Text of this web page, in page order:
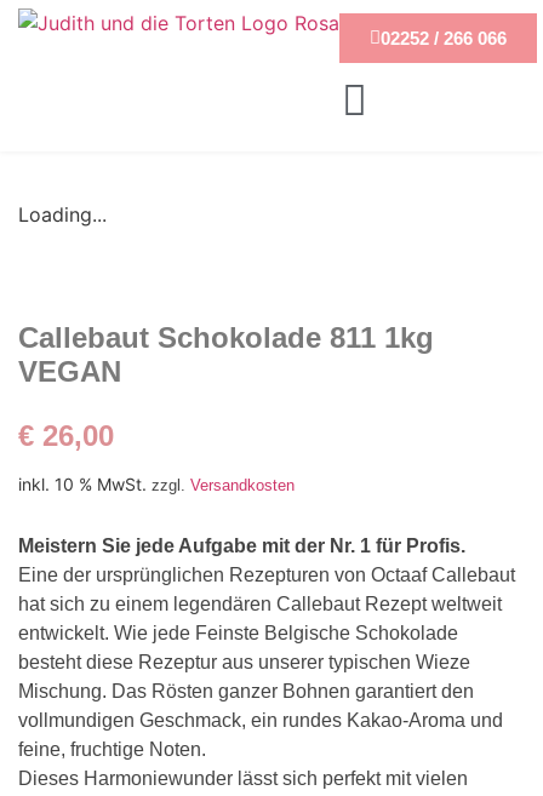
02252 / 266 066
Loading...
Callebaut Schokolade 811 1kg
VEGAN
€ 26,00
inkl. 10 % MwSt. zzgl. Versandkosten
Meistern Sie jede Aufgabe mit der Nr. 1 für Profis.
Eine der ursprünglichen Rezepturen von Octaaf Callebaut
hat sich zu einem legendären Callebaut Rezept weltweit
entwickelt. Wie jede Feinste Belgische Schokolade
besteht diese Rezeptur aus unserer typischen Wieze
Mischung. Das Rösten ganzer Bohnen garantiert den
vollmundigen Geschmack, ein rundes Kakao-Aroma und
feine, fruchtige Noten.
Dieses Harmoniewunder lässt sich perfekt mit vielen